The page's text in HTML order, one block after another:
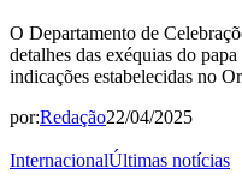
O Departamento de
detalhes das exéquias do
indicações estabelecidas no
por:Redação22/04/2025
InternacionalÚltimas notícias